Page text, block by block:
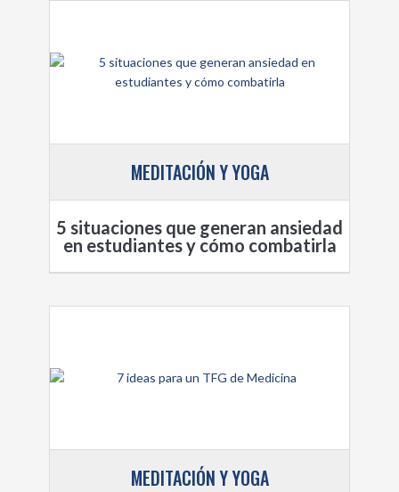
MEDITACIÓN Y YOGA
5 situaciones que generan ansiedad
en estudiantes y cómo combatirla
MEDITACIÓN Y YOGA